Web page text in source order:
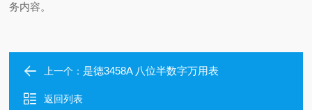
务内容。
上一个：是德3458A 八位半数字万用表
返回列表